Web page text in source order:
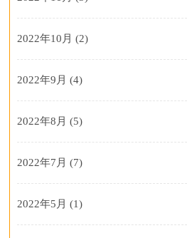
2022年10月 (2)
2022年9月 (4)
2022年8月 (5)
2022年7月 (7)
2022年5月 (1)